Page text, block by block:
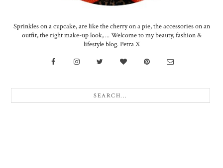
Sprinkles on a cupcake, are like the cherry on a pie, the accessories on an
outfit, the right make-up look, ... Welcome to my beauty, fashion &
lifestyle blog. Petra X